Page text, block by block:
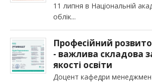
11 липня в Національній
облік
Професійний
- важлива складова
якості освіти
Доцент кафедри